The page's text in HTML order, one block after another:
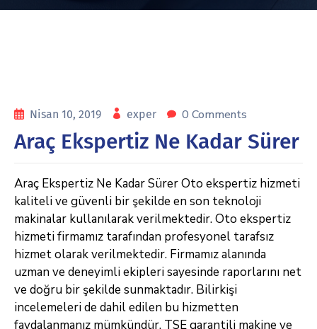
Nisan 10, 2019 exper 0 Comments
Araç Ekspertiz Ne Kadar Sürer
Araç Ekspertiz Ne Kadar Sürer Oto ekspertiz hizmeti
kaliteli ve güvenli bir şekilde en son teknoloji
makinalar kullanılarak verilmektedir. Oto ekspertiz
hizmeti firmamız tarafından profesyonel tarafsız
hizmet olarak verilmektedir. Firmamız alanında
uzman ve deneyimli ekipleri sayesinde raporlarını net
ve doğru bir şekilde sunmaktadır. Bilirkişi
incelemeleri de dahil edilen bu hizmetten
faydalanmanız mümkündür. TSE garantili makine ve